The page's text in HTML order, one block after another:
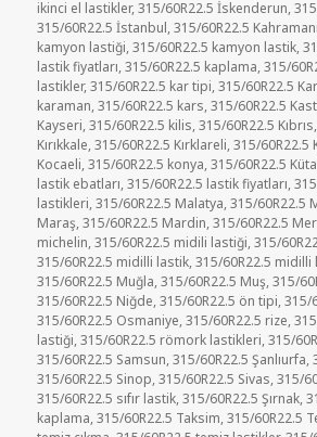
ikinci el lastikler,315/60R22.5 İskenderun,
315/60R22.5 İstanbul,315/60R22.5
kamyon lastiği,315/60R22.5 kamyon lastik,
lastik fiyatları,315/60R22.5 kaplama,315/
lastikler,315/60R22.5 kar tipi,315/60R22.5
karaman,315/60R22.5 kars,315/60R22.5
Kayseri,315/60R22.5 kilis,315/60R22.5 Kıbrıs
Kırıkkale,315/60R22.5 Kırklareli,315/60R22.5
Kocaeli,315/60R22.5 konya,315/60R22.5
lastik ebatları,315/60R22.5 lastik fiyatları,
lastikleri,315/60R22.5 Malatya,315/60R22.5
Maraş,315/60R22.5 Mardin,315/60R22.5
michelin,315/60R22.5 midili lastiği,315/
315/60R22.5 midilli lastik,315/60R22.5 midilli
315/60R22.5 Muğla,315/60R22.5 Muş,315/
315/60R22.5 Niğde,315/60R22.5 ön tipi,315/
315/60R22.5 Osmaniye,315/60R22.5 rize,
lastiği,315/60R22.5 römork lastikleri,315/
315/60R22.5 Samsun,315/60R22.5 Şanlıurfa,
315/60R22.5 Sinop,315/60R22.5 Sivas,315/
315/60R22.5 sıfır lastik,315/60R22.5 Şırnak,
kaplama,315/60R22.5 Taksim,315/60R22.5